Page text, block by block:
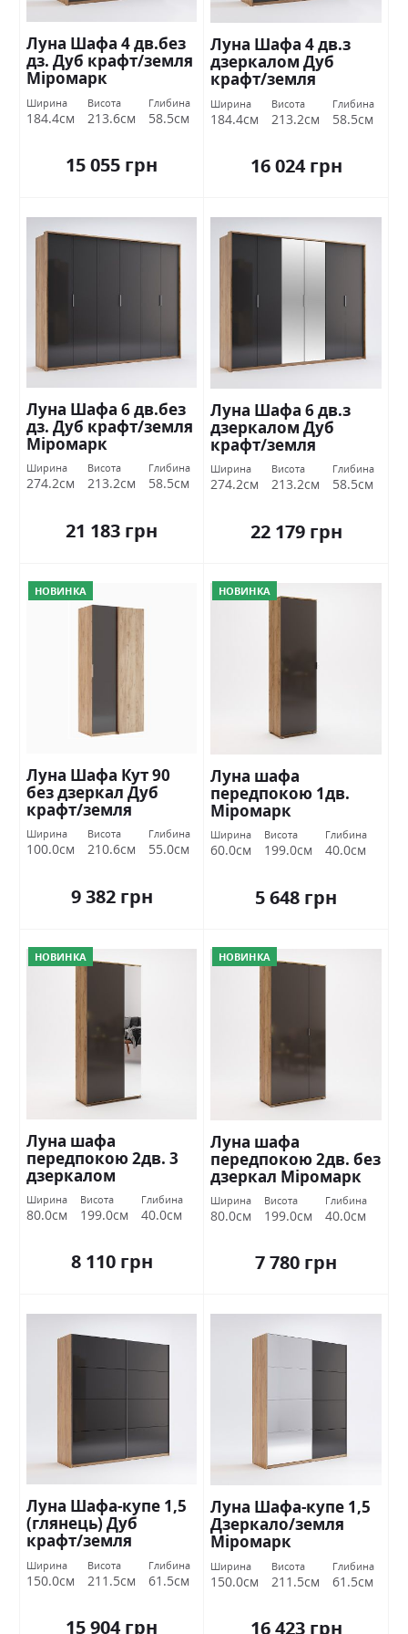
Луна Шафа 4 дв.без
дз. Дуб крафт/земля
Міромарк
Ширина
184.4см
Висота
213.6см
Глибина
58.5см
15 055 грн
Луна Шафа 4 дв.з
дзеркалом Дуб
крафт/земля
Міромарк
Ширина
184.4см
Висота
213.2см
Глибина
58.5см
16 024 грн
Луна Шафа 6 дв.без
дз. Дуб крафт/земля
Міромарк
Ширина
274.2см
Висота
213.2см
Глибина
58.5см
21 183 грн
Луна Шафа 6 дв.з
дзеркалом Дуб
крафт/земля
Міромарк
Ширина
274.2см
Висота
213.2см
Глибина
58.5см
22 179 грн
НОВИНКА
Луна Шафа Кут 90
без дзеркал Дуб
крафт/земля
Міромарк
Ширина
100.0см
Висота
210.6см
Глибина
55.0см
9 382 грн
НОВИНКА
Луна шафа
передпокою 1дв.
Міромарк
Ширина
60.0см
Висота
199.0см
Глибина
40.0см
5 648 грн
НОВИНКА
Луна шафа
передпокою 2дв. 3
дзеркалом
Міромарк
Ширина
80.0см
Висота
199.0см
Глибина
40.0см
8 110 грн
НОВИНКА
Луна шафа
передпокою 2дв. без
дзеркал Міромарк
Ширина
80.0см
Висота
199.0см
Глибина
40.0см
7 780 грн
Луна Шафа-купе 1,5
(глянець) Дуб
крафт/земля
Міромарк
Ширина
150.0см
Висота
211.5см
Глибина
61.5см
15 904 грн
Луна Шафа-купе 1,5
Дзеркало/земля
Міромарк
Ширина
150.0см
Висота
211.5см
Глибина
61.5см
16 423 грн